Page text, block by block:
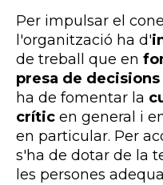
Per impulsar el
l'organització ha d'
de treball que en
presa de
ha de fomentar la
crític en general i
en particular. Per
s'ha de dotar de la
les persones